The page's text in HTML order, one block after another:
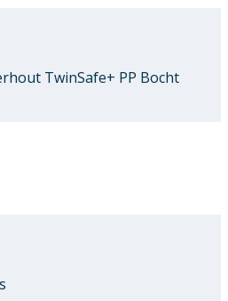
TwinSafe+ PP Bocht